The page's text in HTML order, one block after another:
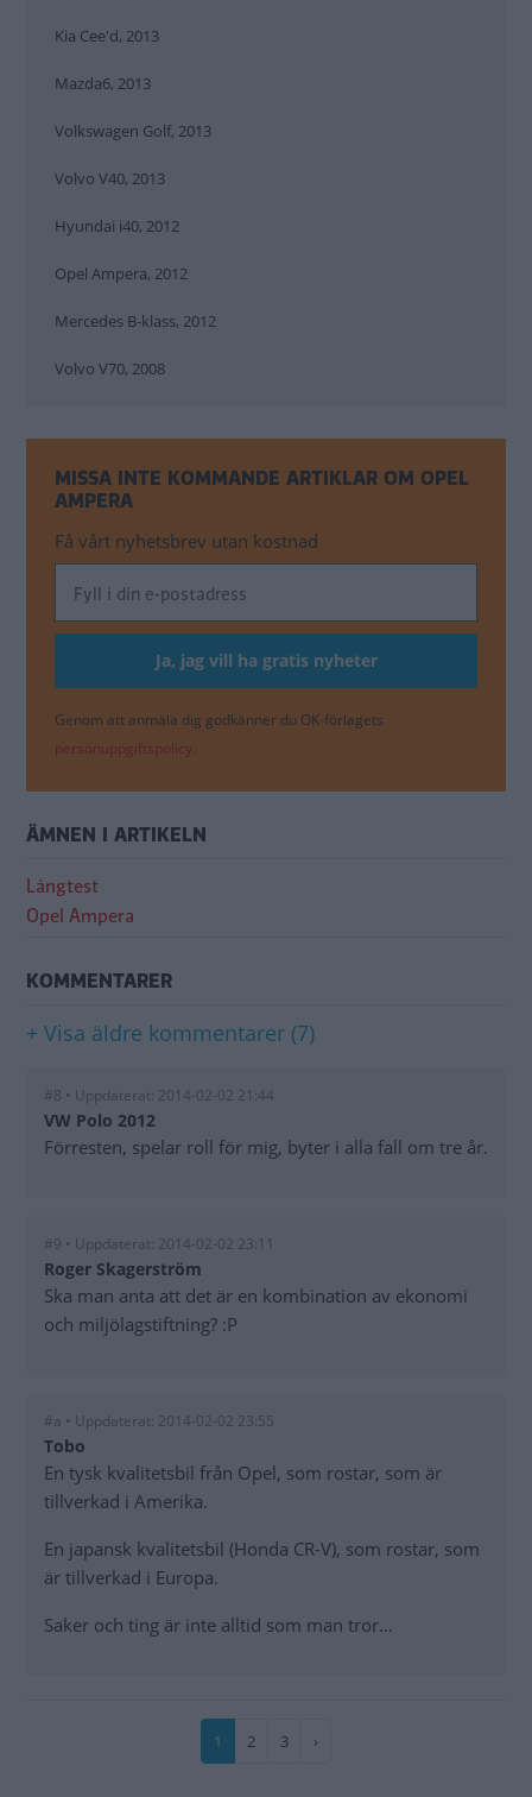
Kia Cee'd, 2013
Mazda6, 2013
Volkswagen Golf, 2013
Volvo V40, 2013
Hyundai i40, 2012
Opel Ampera, 2012
Mercedes B-klass, 2012
Volvo V70, 2008
MISSA INTE KOMMANDE ARTIKLAR OM OPEL
AMPERA
Få vårt nyhetsbrev utan kostnad
Genom att anmäla dig godkänner du OK-förlagets
personuppgiftspolicy.
ÄMNEN I ARTIKELN
Långtest
Opel Ampera
KOMMENTARER
+ Visa äldre kommentarer (7)
#8 • Uppdaterat: 2014-02-02 21:44
VW Polo 2012
Förresten, spelar roll för mig, byter i alla fall om tre år.
#9 • Uppdaterat: 2014-02-02 23:11
Roger Skagerström
Ska man anta att det är en kombination av ekonomi
och miljölagstiftning? :P
#a • Uppdaterat: 2014-02-02 23:55
Tobo
En tysk kvalitetsbil från Opel, som rostar, som är
tillverkad i Amerika.
En japansk kvalitetsbil (Honda CR-V), som rostar, som
är tillverkad i Europa.
Saker och ting är inte alltid som man tror...
Nuvarande
1 Sida
2 Sida
3
Nästa
›